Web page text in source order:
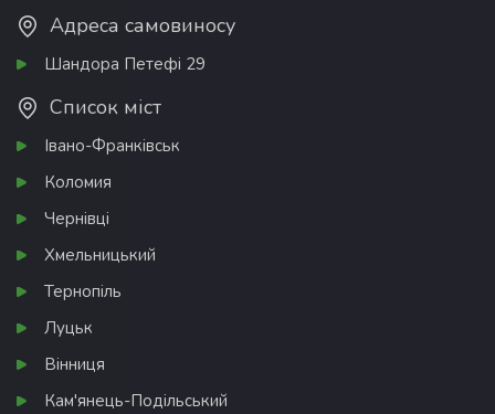
Адреса самовиносу
Шандора Петефі 29
Список міст
Івано-Франківськ
Коломия
Чернівці
Хмельницький
Тернопіль
Луцьк
Вінниця
Кам'янець-Подільський